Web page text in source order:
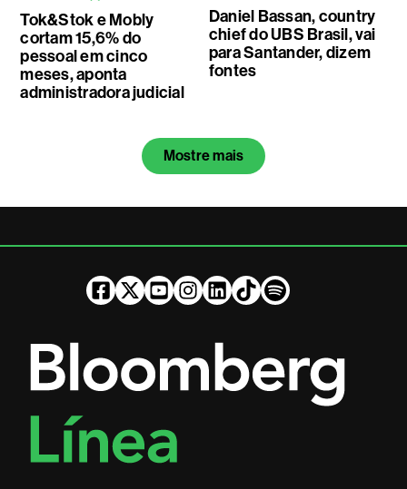
Tok&Stok e Mobly
cortam 15,6% do
pessoal em cinco
meses, aponta
administradora judicial
Daniel Bassan, country
chief do UBS Brasil, vai
para Santander, dizem
fontes
Mostre mais